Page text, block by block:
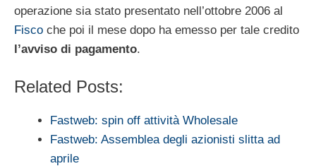
operazione sia stato presentato nell’ottobre 2006 al
Fisco che poi il mese dopo ha emesso per tale credito
l’avviso di pagamento.
Related Posts:
Fastweb: spin off attività Wholesale
Fastweb: Assemblea degli azionisti slitta ad
aprile